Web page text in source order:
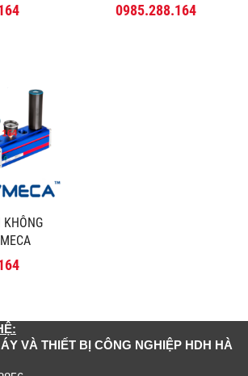
0985.288.164
KHÔNG
VÀ THIẾT BỊ CÔNG NGHIỆP HDH HÀ